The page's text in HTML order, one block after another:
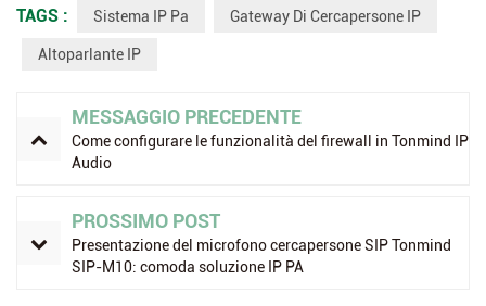
TAGS : Sistema IP Pa Gateway Di Cercapersone IP
Altoparlante IP
MESSAGGIO PRECEDENTE
Come configurare le funzionalità del firewall in Tonmind IP
Audio
PROSSIMO POST
Presentazione del microfono cercapersone SIP Tonmind
SIP-M10: comoda soluzione IP PA